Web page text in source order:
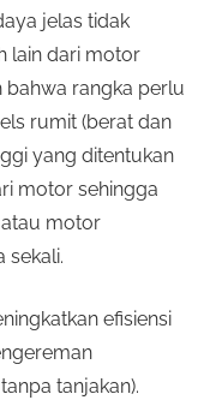
jelas tidak
lain dari motor
bahwa rangka perlu
rumit (berat dan
yang ditentukan
motor sehingga
motor
sekali.
efisiensi
tanjakan).